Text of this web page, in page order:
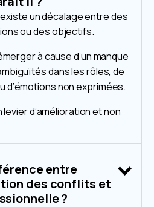
existe un décalage entre des
ou des objectifs.
à cause d’un manque
dans les rôles, de
non exprimées.
d’amélioration et non
entre
des conflits et
?